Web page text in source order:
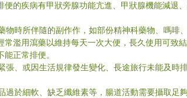
的疾病有甲狀旁腺功能亢進、甲狀腺機能減退
物時所伴隨的副作作，如部份精神科藥物、嗎啡
常濫用瀉藥以維持每天一次大便，長久使用可致
正常排便。
張、或因生活規律發生變化、長途旅行未能及時
過於細軟、缺乏纖維素等，腸道活動需要攝取足